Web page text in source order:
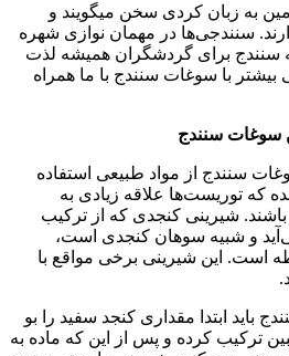
به زبان کردی سخن میگویند و
سنندجی‌ها در مهمان نوازی شهره
سنندج برای گردشگران همیشه لذت
بیشتر با سوغات سنندج با ما همراه
سوغات سنندج
سنندج از مواد طبیعی استفاده
که توریست‌ها علاقه زیادی به
شیرینی کنجدی که از ترکیب
و شبیه سوهان کنجدی است،
است. این شیرینی برخی مواقع با
باید ابتدا مقداری کنجد سفید را بو
ترکیب کرده و پس از این که ماده به